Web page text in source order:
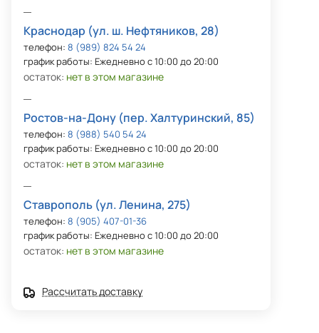
Краснодар (ул. ш. Нефтяников, 28)
телефон: 8 (989) 824 54 24
график работы: Ежедневно с 10:00 до 20:00
остаток: нет в этом магазине
Ростов-на-Дону (пер. Халтуринский, 85)
телефон: 8 (988) 540 54 24
график работы: Ежедневно с 10:00 до 20:00
остаток: нет в этом магазине
Ставрополь (ул. Ленина, 275)
телефон: 8 (905) 407-01-36
график работы: Ежедневно с 10:00 до 20:00
остаток: нет в этом магазине
Рассчитать доставку